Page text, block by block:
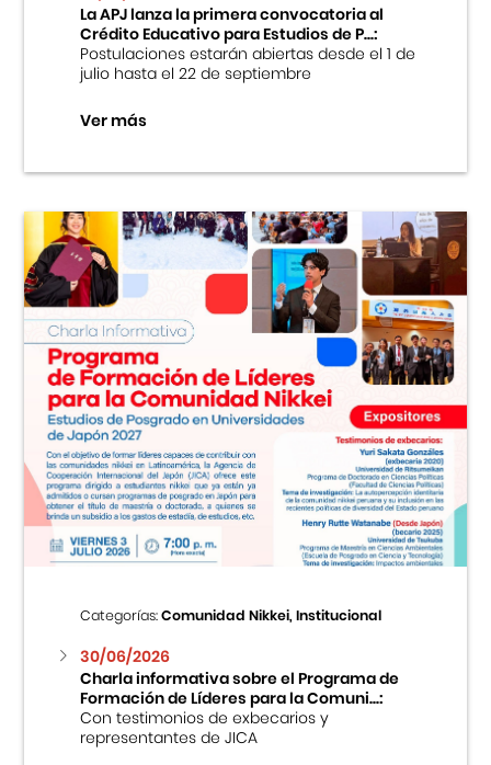
La APJ lanza la primera convocatoria al
Crédito Educativo para Estudios de P...:
Postulaciones estarán abiertas desde el 1 de
julio hasta el 22 de septiembre
Ver más
Categorías:Comunidad Nikkei, Institucional
30/06/2026
Charla informativa sobre el Programa de
Formación de Líderes para la Comuni...:
Con testimonios de exbecarios y
representantes de JICA